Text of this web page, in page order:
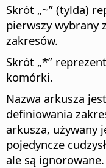
Skrót „~” (tylda)
pierwszy wybrany
zakresów.
Skrót „*”
komórki.
Nazwa arkusza
definiowania
arkusza, używany
pojedyncze
ale są ignorowane.